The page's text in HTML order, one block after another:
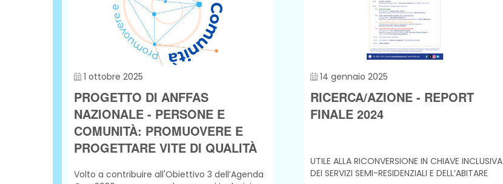
1 ottobre 2025
PROGETTO DI ANFFAS
NAZIONALE - PERSONE E
COMUNITÀ: PROMUOVERE E
PROGETTARE VITE DI QUALITÀ
Volto a contribuire all'Obiettivo 3 dell’Agenda
14 gennaio 2025
RICERCA/AZIONE - REPORT
FINALE 2024
UTILE ALLA RICONVERSIONE IN CHIAVE INCLUSIVA
DEI SERVIZI SEMI-RESIDENZIALI E DELL’ABITARE